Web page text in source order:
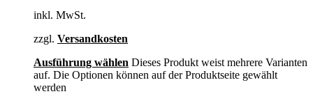
inkl. MwSt.
zzgl. Versandkosten
Ausführung wählen Dieses Produkt weist mehrere Varianten
auf. Die Optionen können auf der Produktseite gewählt
werden